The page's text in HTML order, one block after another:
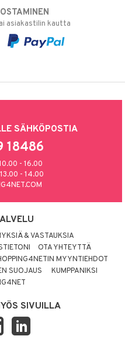
asiakastilin kautta
SÄHKÖPOSTIA
- 16.00
- 14.00
& VASTAUKSIA
OTA YHTEYTTÄ
MYYNTIEHDOT
SUOJAUS
KUMPPANIKSI
SIVUILLA